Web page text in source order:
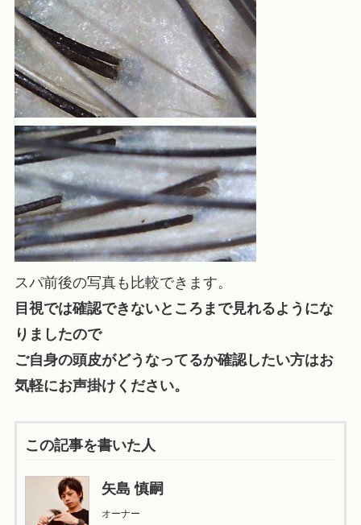
スパ前後の写真も比較できます。
目視では確認できないところまで見れるようにな
りましたので
ご自身の頭皮がどうなってるか確認したい方はお
気軽にお声掛けください。
この記事を書いた人
矢島 慎嗣
オーナー